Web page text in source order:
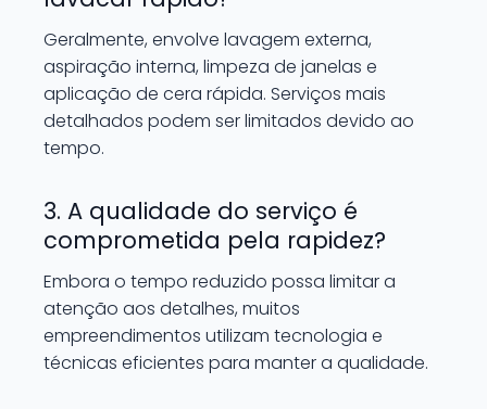
Geralmente, envolve lavagem externa,
aspiração interna, limpeza de janelas e
aplicação de cera rápida. Serviços mais
detalhados podem ser limitados devido ao
tempo.
3. A qualidade do serviço é
comprometida pela rapidez?
Embora o tempo reduzido possa limitar a
atenção aos detalhes, muitos
empreendimentos utilizam tecnologia e
técnicas eficientes para manter a qualidade.